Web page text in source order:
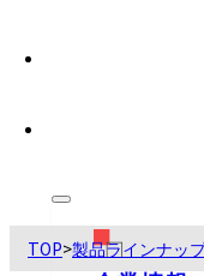
TOP>製品ラインナッ